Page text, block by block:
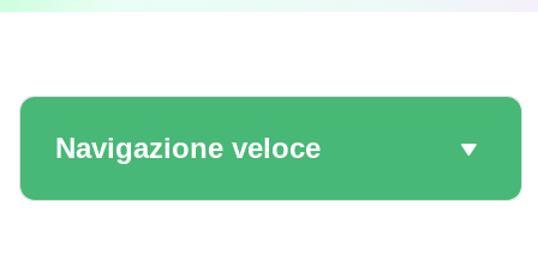
Navigazione veloce